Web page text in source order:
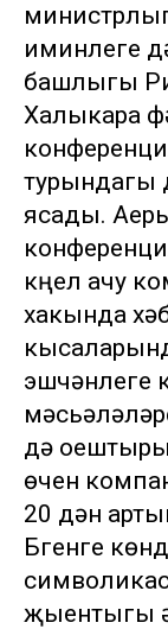
иминлеге
башлыгы
Халыкара
турындагы
ясады.
күңел ачу
хакында
эшчәнлеге
дә
өчен
20 дән
Бүгенге
җыентыгы